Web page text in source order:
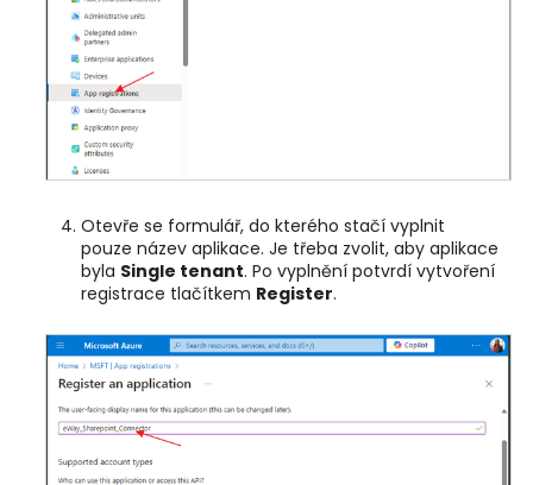
Otevře se formulář, do kterého stačí vyplnit
pouze název aplikace. Je třeba zvolit, aby aplikace
byla Single tenant. Po vyplnění potvrdí vytvoření
registrace tlačítkem Register.